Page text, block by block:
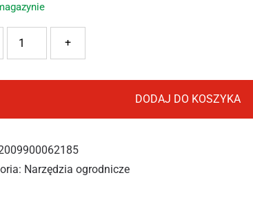
+
DODAJ DO KOSZYKA
Narzędzia ogrodnicze